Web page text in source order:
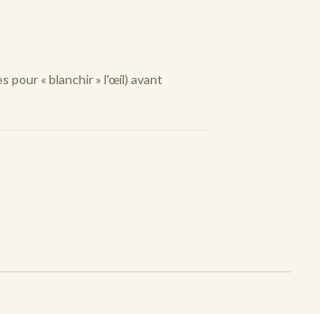
pour « blanchir » l'œil) avant